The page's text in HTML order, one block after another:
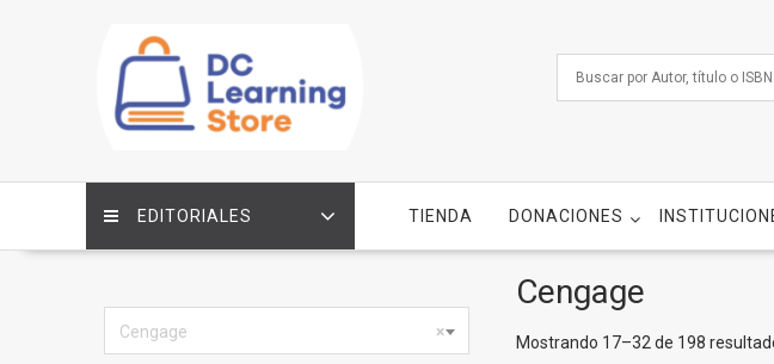
EDITORIALES TIENDA DONACIONES
Cengage
Mostrando 17–32 de 198
×
Cengage